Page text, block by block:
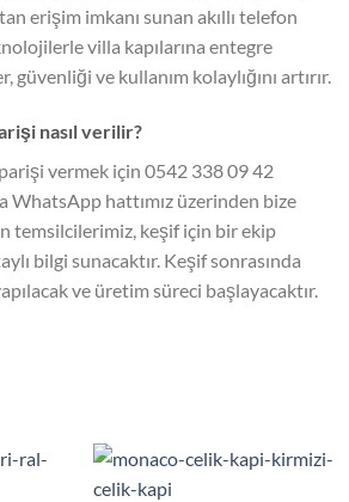
erişim imkanı sunan akıllı telefon
villa kapılarına entegre
güvenliği ve kullanım kolaylığını artırır.
nasıl verilir?
vermek için 0542 338 09 42
WhatsApp hattımız üzerinden bize
temsilcilerimiz, keşif için bir ekip
bilgi sunacaktır. Keşif sonrasında
ve üretim süreci başlayacaktır.